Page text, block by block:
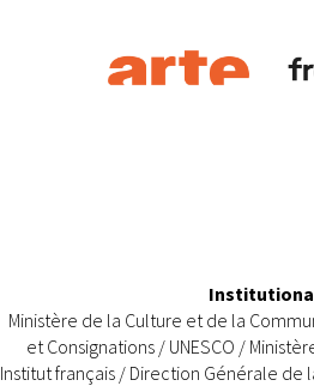
Ministère de la Culture et de la
et Consignations / UNESCO /
Institut français / Direction Générale de